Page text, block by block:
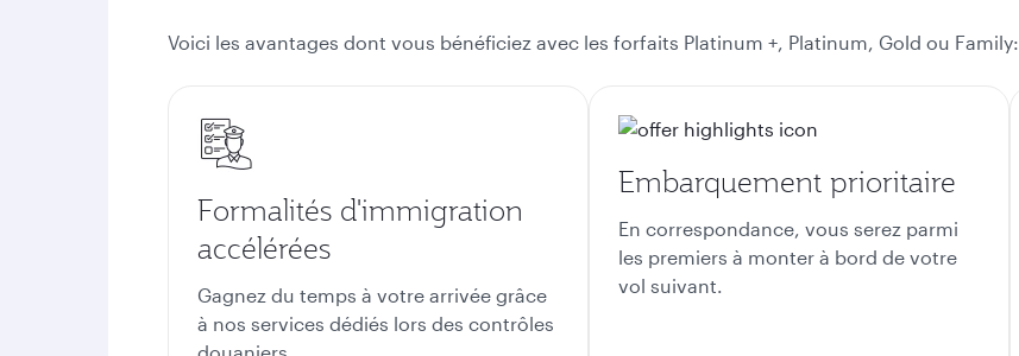
Voici les avantages dont vous bénéficiez avec les forfaits Platinum +, Platinum, Gold ou Family:
Formalités d'immigration
accélérées
Gagnez du temps à votre arrivée grâce
à nos services dédiés lors des contrôles
Embarquement prioritaire
En correspondance, vous serez parmi
les premiers à monter à bord de votre
vol suivant.